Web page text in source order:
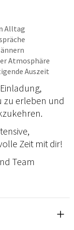
Alltag
Atmosphäre
Auszeit
zu erleben und
Zeit mit dir!
Team